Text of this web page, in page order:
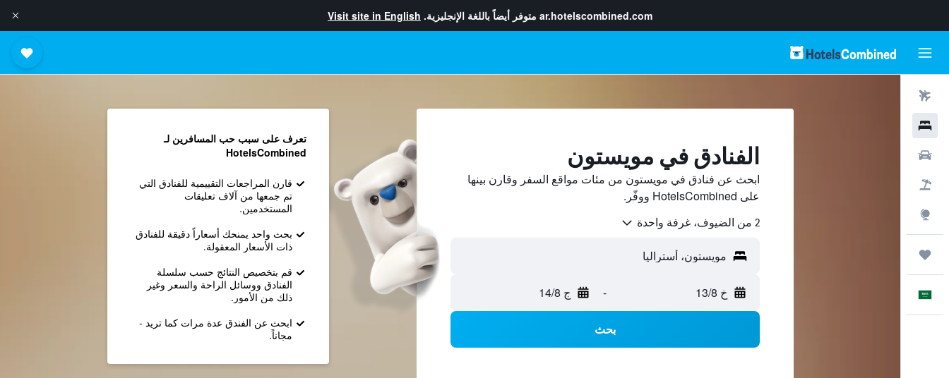
ar.hotelscombined.com متوفر أيضاً باللغة الإنجليزية. Visit site in English
الفنادق في مويستون
ابحث عن فنادق في مويستون من مئات مواقع السفر وقارن بينها
على HotelsCombined ووفّر.
2 من الضيوف، غرفة واحدة
خ 13/8 - ج 14/8
بحث
تعرف على سبب حب المسافرين لـ
HotelsCombined
قارن المراجعات التقييمية للفنادق التي
تم جمعها من آلاف تعليقات
المستخدمين.
بحث واحد يمنحك أسعاراً دقيقة للفنادق
ذات الأسعار المعقولة.
قم بتخصيص النتائج حسب سلسلة
الفنادق ووسائل الراحة والسعر وغير
ذلك من الأمور.
ابحث عن الفندق عدة مرات كما تريد -
مجاناً.